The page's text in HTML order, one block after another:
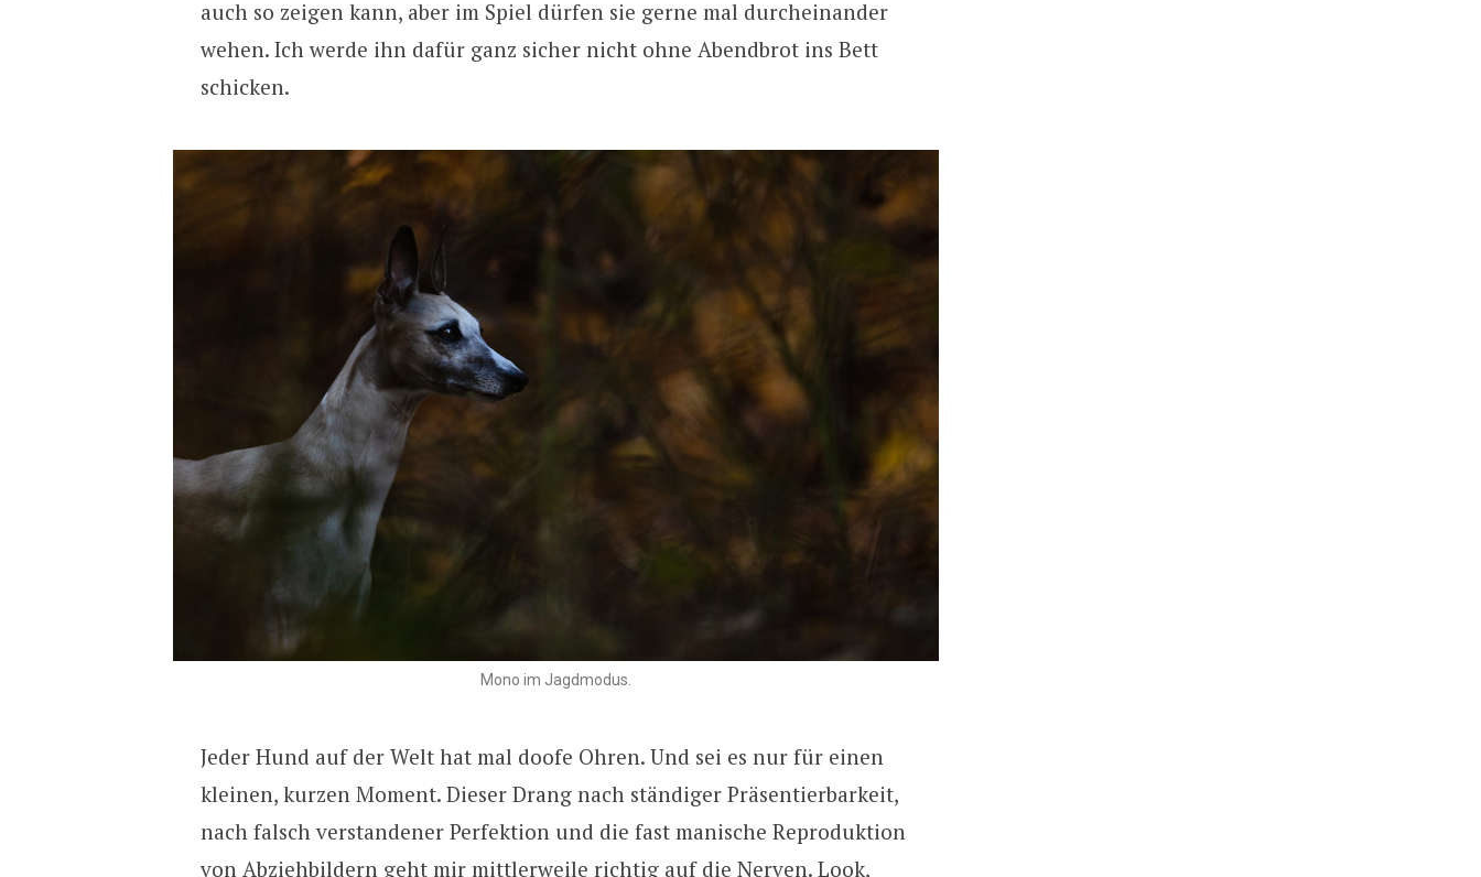
auch so zeigen kann, aber im Spiel dürfen sie gerne mal durcheinander
wehen. Ich werde ihn dafür ganz sicher nicht ohne Abendbrot ins Bett
schicken.
Mono im Jagdmodus.
Jeder Hund auf der Welt hat mal doofe Ohren. Und sei es nur für einen
kleinen, kurzen Moment. Dieser Drang nach ständiger Präsentierbarkeit,
nach falsch verstandener Perfektion und die fast manische Reproduktion
von Abziehbildern geht mir mittlerweile richtig auf die Nerven. Look,